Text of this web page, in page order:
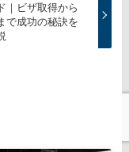
｜ビザ取得から
で成功の秘訣を